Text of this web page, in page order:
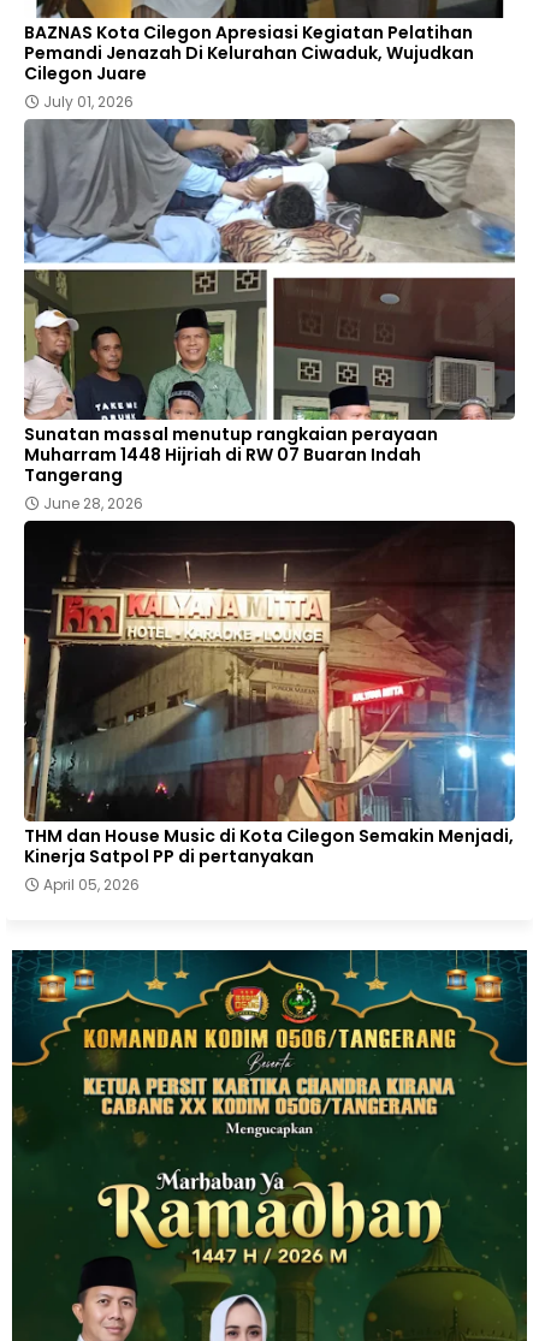
BAZNAS Kota Cilegon Apresiasi Kegiatan Pelatihan
Pemandi Jenazah Di Kelurahan Ciwaduk, Wujudkan
Cilegon Juare
July 01, 2026
Sunatan massal menutup rangkaian perayaan
Muharram 1448 Hijriah di RW 07 Buaran Indah
Tangerang
June 28, 2026
THM dan House Music di Kota Cilegon Semakin Menjadi,
Kinerja Satpol PP di pertanyakan
April 05, 2026